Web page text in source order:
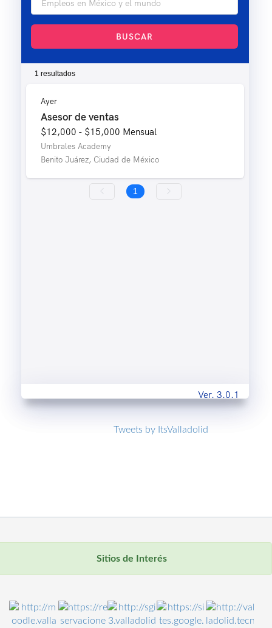
BUSCAR
1 resultados
Ayer
Asesor de ventas
$12,000 - $15,000 Mensual
Umbrales Academy
Benito Juárez, Ciudad de México
1
Ver. 3.0.1
Tweets by ItsValladolid
Sitios de Interés